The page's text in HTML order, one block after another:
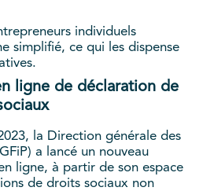
individuels
simplifié, ce qui les dispense
ligne de déclaration de
la Direction générale des
a lancé un nouveau
ligne, à partir de son espace
de droits sociaux non